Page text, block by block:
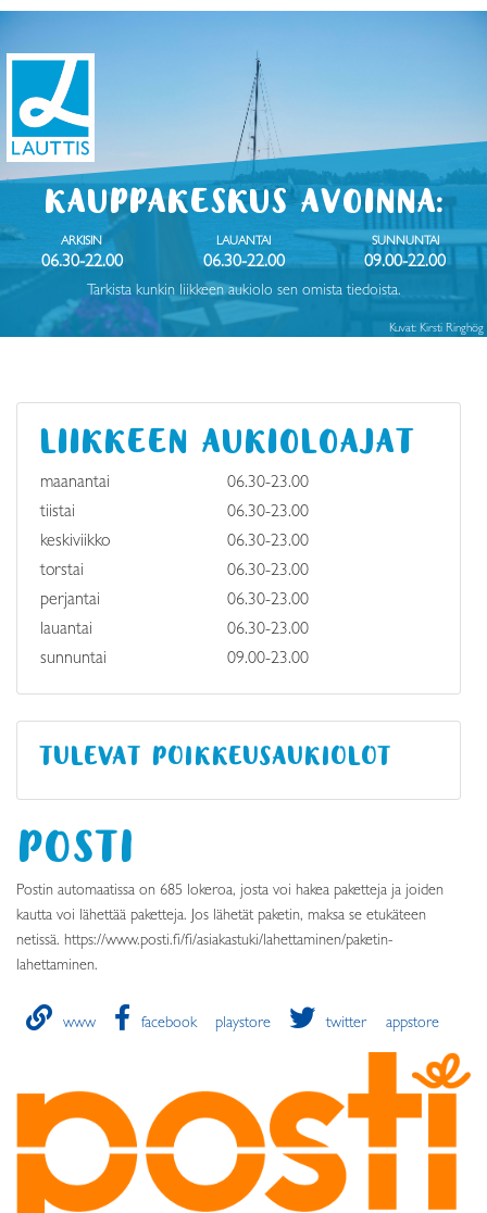
KAUPPAKESKUS AVOINNA:
ARKISIN
06.30-22.00
LAUANTAI
06.30-22.00
SUNNUNTAI
09.00-22.00
Tarkista kunkin liikkeen aukiolo sen omista tiedoista.
Kuvat: Kirsti Ringhög
POSTI
Postin automaatissa on 685 lokeroa, josta voi hakea paketteja ja joiden
kautta voi lähettää paketteja. Jos lähetät paketin, maksa se etukäteen
netissä. https://www.posti.fi/fi/asiakastuki/lahettaminen/paketin-
lahettaminen.
www facebook playstore twitter appstore
LIIKKEEN AUKIOLOAJAT
maanantai
06.30-23.00
tiistai
06.30-23.00
keskiviikko
06.30-23.00
torstai
06.30-23.00
perjantai
06.30-23.00
lauantai
06.30-23.00
sunnuntai
09.00-23.00
TULEVAT POIKKEUSAUKIOLOT